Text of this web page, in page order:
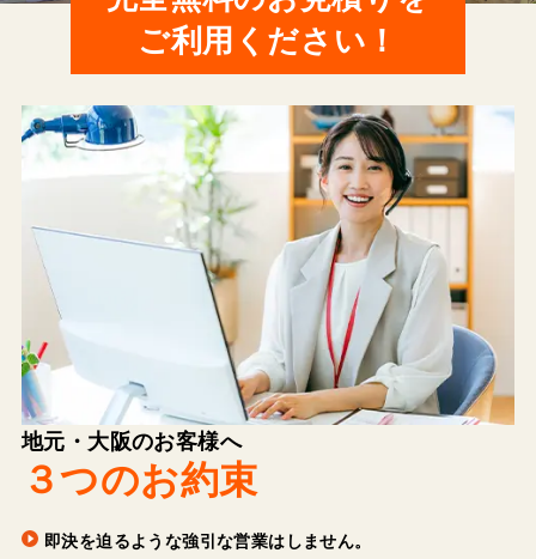
ご利用ください！
地元・大阪のお客様へ
３つのお約束
即決を迫るような強引な営業はしません。